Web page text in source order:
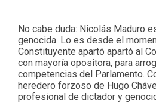
No cabe duda: Nicolás Maduro
genocida. Lo es desde el
Constituyente apartó apartó al
con mayoría opositora, para
competencias del Parlamento.
heredero forzoso de Hugo
profesional de dictador y